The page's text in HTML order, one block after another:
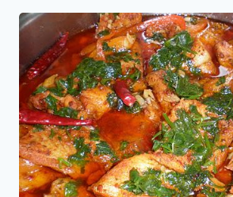
Pescado
Cocho